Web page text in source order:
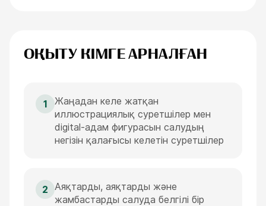
ОҚЫТУ КІМГЕ АРНАЛҒАН
1
Жаңадан келе жатқан
иллюстрациялық суретшілер мен
digital-адам фигурасын салудың
негізін қалағысы келетін суретшілер
2 Аяқтарды, аяқтарды және
жамбастарды салуда белгілі бір